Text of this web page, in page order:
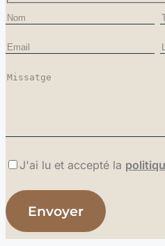
J'ai lu et accepté la